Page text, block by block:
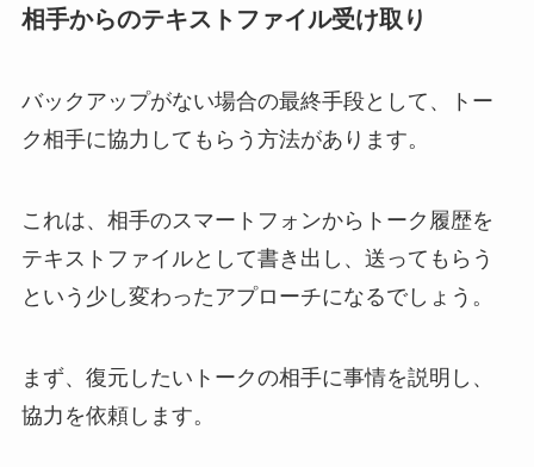
相手からのテキストファイル受け取り
バックアップがない場合の最終手段として、トー
ク相手に協力してもらう方法があります。
これは、相手のスマートフォンからトーク履歴を
テキストファイルとして書き出し、送ってもらう
という少し変わったアプローチになるでしょう。
まず、復元したいトークの相手に事情を説明し、
協力を依頼します。